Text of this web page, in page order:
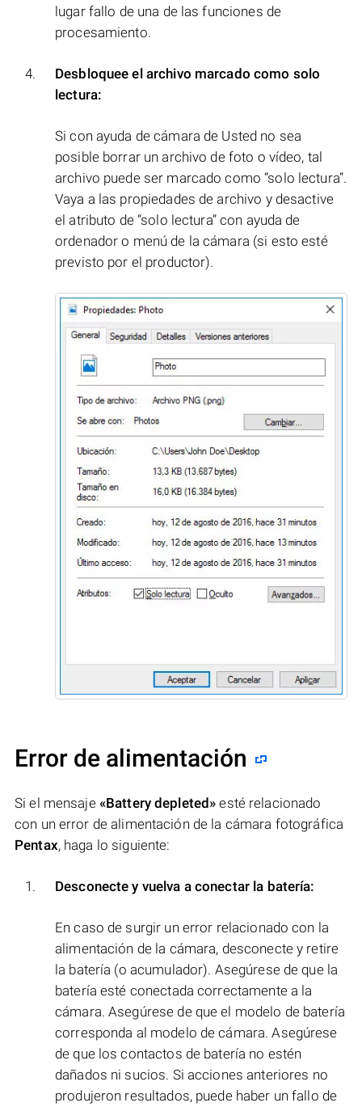
lugar fallo de una de las funciones de
procesamiento.
Desbloquee el archivo marcado como solo
lectura:
Si con ayuda de cámara de Usted no sea
posible borrar un archivo de foto o vídeo, tal
archivo puede ser marcado como “solo lectura”.
Vaya a las propiedades de archivo y desactive
el atributo de “solo lectura” con ayuda de
ordenador o menú de la cámara (si esto esté
previsto por el productor).
Error de alimentación
Si el mensaje «Battery depleted» esté relacionado
con un error de alimentación de la cámara fotográfica
Pentax, haga lo siguiente:
Desconecte y vuelva a conectar la batería:
En caso de surgir un error relacionado con la
alimentación de la cámara, desconecte y retire
la batería (o acumulador). Asegúrese de que la
batería esté conectada correctamente a la
cámara. Asegúrese de que el modelo de batería
corresponda al modelo de cámara. Asegúrese
de que los contactos de batería no estén
dañados ni sucios. Si acciones anteriores no
produjeron resultados, puede haber un fallo de